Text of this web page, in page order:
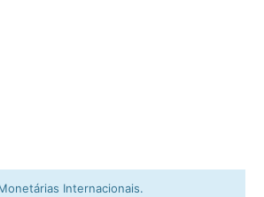
Internacionais.